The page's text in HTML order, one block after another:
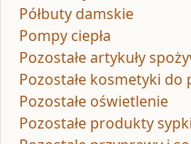
Półbuty damskie
Pompy ciepła
Pozostałe artykuły
Pozostałe kosmetyki do
Pozostałe oświetlenie
Pozostałe produkty